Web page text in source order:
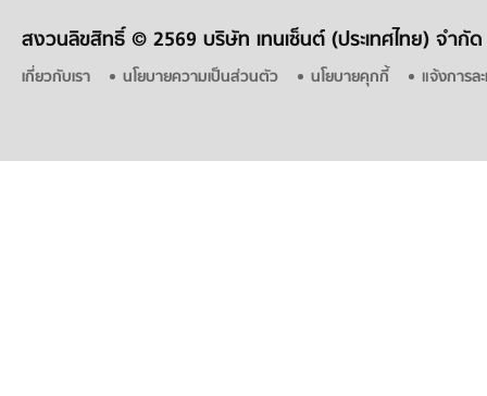
สงวนลิขสิทธิ์ © 2569 บริษัท เทนเซ็นต์ (ประเทศไทย) จำกัด
เกี่ยวกับเรา นโยบายความเป็นส่วนตัว นโยบายคุกกี้ แจ้งการล